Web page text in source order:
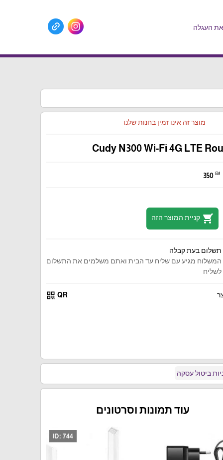
את העגלה
מוצר זה אינו זמין בחנות שלנו
Cudy N300 Wi-Fi 4G LTE
350 ₪
shopping_cart קניית המוצר הזה
תשלום בעת קבלה
המשלוח מגיע עם שליח עד הבית ואתם משלמים את התשלום
לשליח
QR
qr_code
ביטול עסקה
עוד תמונות וסרטונים